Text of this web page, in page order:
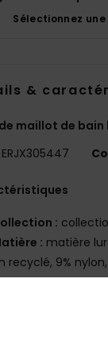
Sélectionnez
&
maillot de bain
ERJX305447
:
: matière
recyclé, 9%
:forme